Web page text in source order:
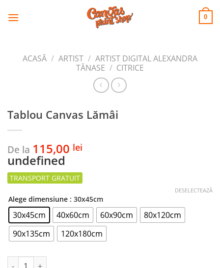
CANVAS
PRINT SHOP 0
ACASĂ / ARTIST / ARTIST DIGITAL ALEXANDRA
TĂNASE / CITRICE
Tablou Canvas Lămâi
De la 115,00 lei
undefined
Alege dimensiune : 30x45cm
30x45cm 40x60cm 60x90cm
80x120cm
90x135cm
120x180cm
DESELECTEAZĂ
Cantitate Tablou Canvas Lămâi